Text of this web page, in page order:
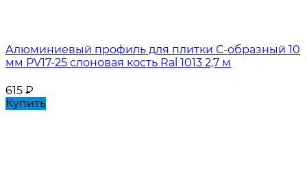
Алюминиевый профиль для плитки С-образный 10
мм PV17-25 слоновая кость Ral 1013 2,7 м
615 ₽
Купить